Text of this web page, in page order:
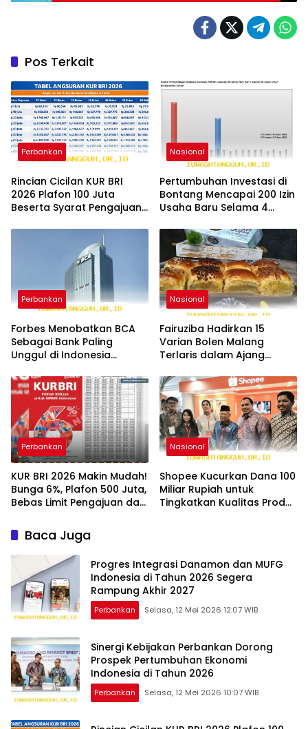
Pos Terkait
Perbankan
Rincian Cicilan KUR BRI
2026 Plafon 100 Juta
Beserta Syarat Pengajuan
Nasional
Pertumbuhan Investasi di
Bontang Mencapai 200 Izin
Usaha Baru Selama 4
Perbankan
Forbes Menobatkan BCA
Sebagai Bank Paling
Unggul di Indonesia
Nasional
Fairuziba Hadirkan 15
Varian Bolen Malang
Terlaris dalam Ajang
Perbankan
KUR BRI 2026 Makin Mudah!
Bunga 6%, Plafon 500 Juta,
Bebas Limit Pengajuan dan
Senang
Nasional
Shopee Kucurkan Dana 100
Miliar Rupiah untuk
Tingkatkan Kualitas Produk
Baca Juga
Progres Integrasi Danamon dan MUFG
Indonesia di Tahun 2026 Segera
Rampung Akhir 2027
Perbankan Selasa, 12 Mei 2026 12:07 WIB
Sinergi Kebijakan Perbankan Dorong
Prospek Pertumbuhan Ekonomi
Indonesia di Tahun 2026
Perbankan Selasa, 12 Mei 2026 10:07 WIB